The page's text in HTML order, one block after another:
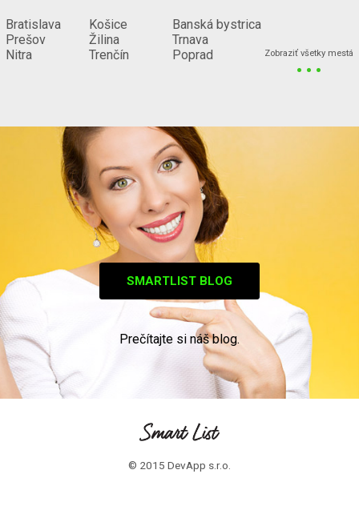
Bratislava
Prešov
Nitra
Košice
Žilina
Trenčín
Banská bystrica
Trnava
Poprad
Zobraziť všetky mestá
...
SMARTLIST BLOG
Prečítajte si náš blog.
© 2015 DevApp s.r.o.